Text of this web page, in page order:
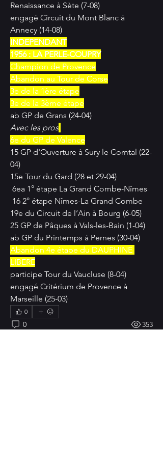
Renaissance à Sète (7-08)
engagé Circuit du Mont Blanc à
Annecy (14-08)
INDEPENDANT
1956 : LA PERLE-COUPRY
Champion de Provence
Abandon au Tour de Corse
3e de la 1ère étape
3e de la 3ème étape
ab GP de Grans (24-04)
Avec les pros
6e du GP de Valence
15 GP d'Ouverture à Sury le Comtal (22-
04)
15e Tour du Gard (28 et 29-04)
6ea 1° étape La Grand Combe-Nîmes
16 2° étape Nîmes-La Grand Combe
19e du Circuit de l’Ain à Bourg (6-05)
25 GP de Pâques à Vals-les-Bain (1-04)
ab GP du Printemps à Pernes (30-04)
Abandon 4e étape du DAUPHINE
LIBERE
participe Tour du Vaucluse (8-04)
engagé Critérium de Provence à
Marseille (25-03)
0
0 353